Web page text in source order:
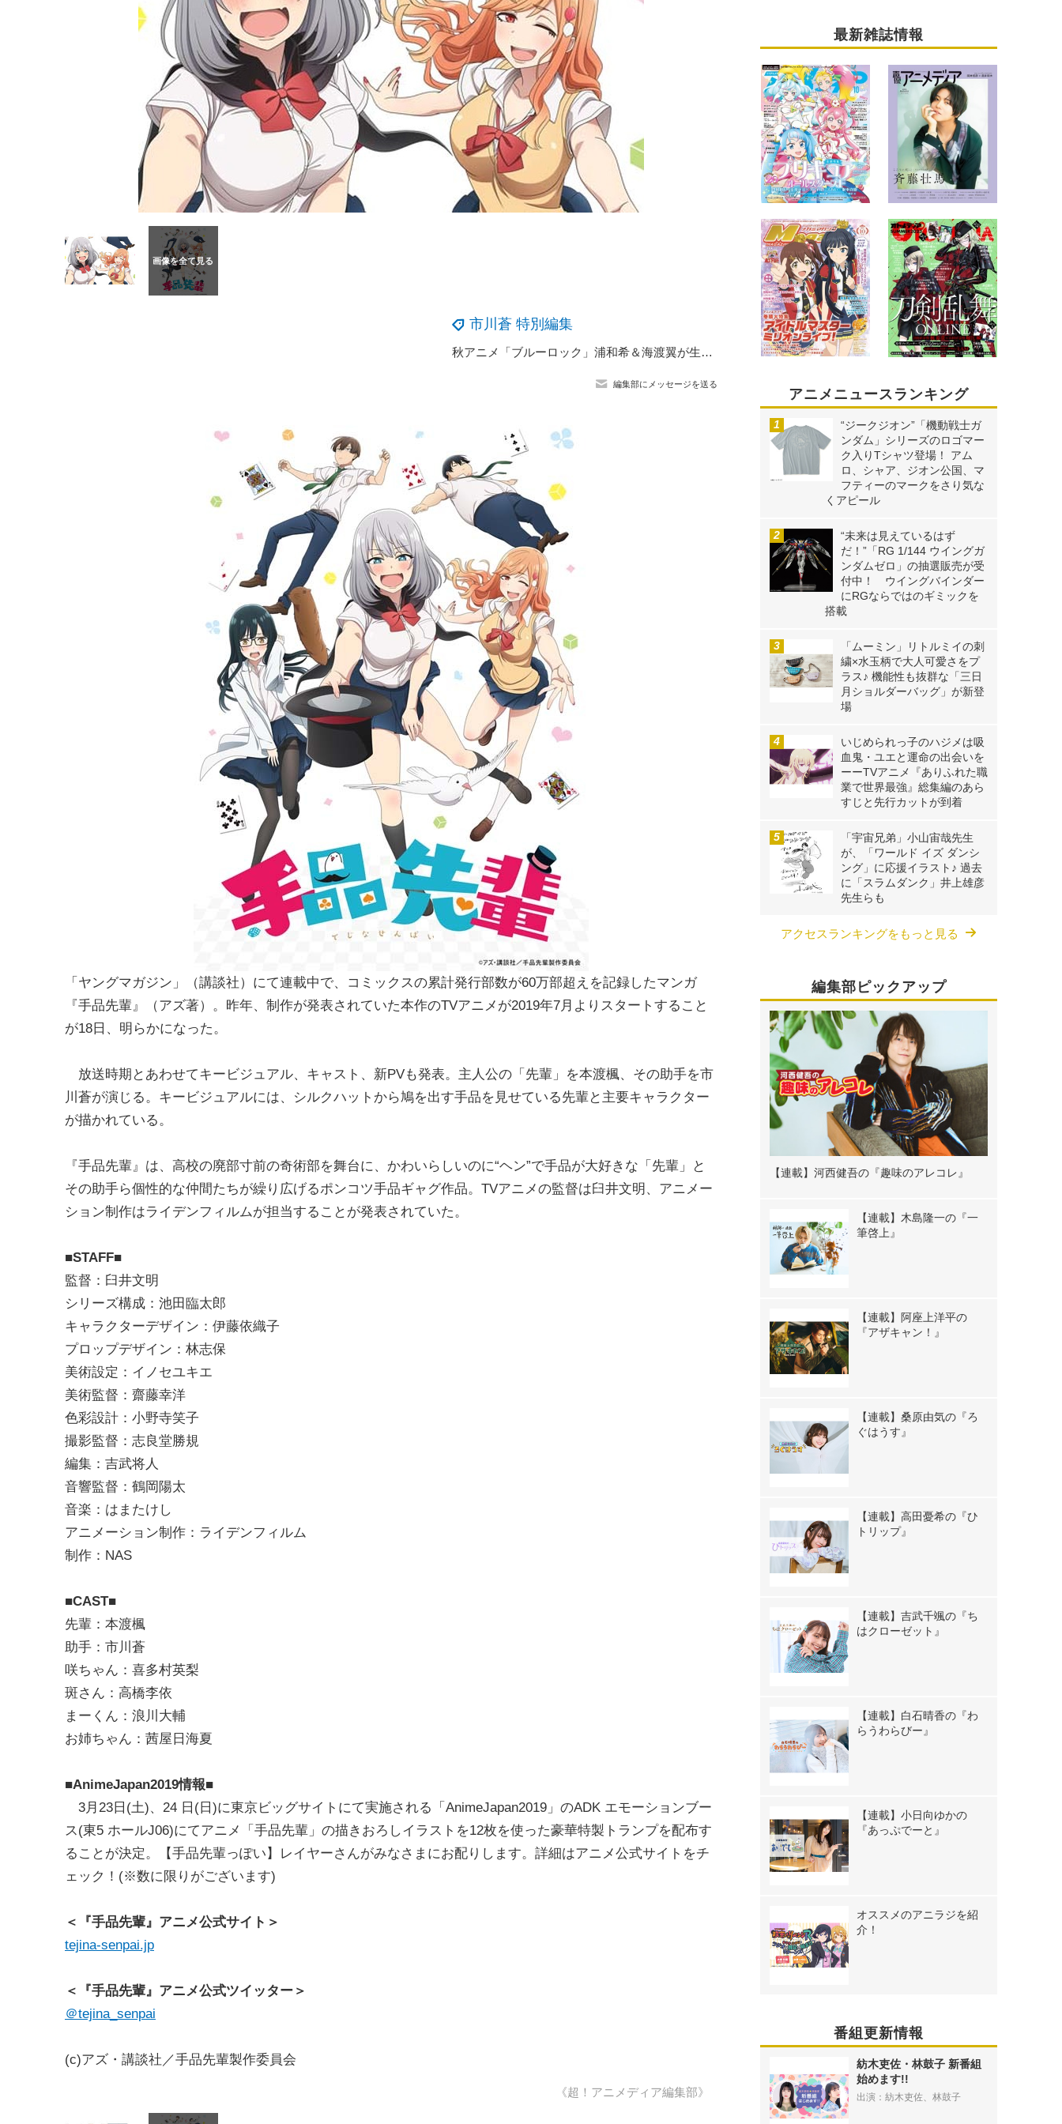
市川蒼 特別編集
秋アニメ「ブルーロック」浦和希＆海渡翼が生出演の月1“ABEMA”特番、10月16日スタート！ 初回ゲストは市川蒼
編集部にメッセージを送る
「ヤングマガジン」（講談社）にて連載中で、コミックスの累計発行部数が60万部超えを記録したマンガ
『手品先輩』（アズ著）。昨年、制作が発表されていた本作のTVアニメが2019年7月よりスタートすること
が18日、明らかになった。
放送時期とあわせてキービジュアル、キャスト、新PVも発表。主人公の「先輩」を本渡楓、その助手を市
川蒼が演じる。キービジュアルには、シルクハットから鳩を出す手品を見せている先輩と主要キャラクター
が描かれている。
『手品先輩』は、高校の廃部寸前の奇術部を舞台に、かわいらしいのに“ヘン”で手品が大好きな「先輩」と
その助手ら個性的な仲間たちが繰り広げるポンコツ手品ギャグ作品。TVアニメの監督は臼井文明、アニメー
ション制作はライデンフィルムが担当することが発表されていた。
■STAFF■
監督：臼井文明
シリーズ構成：池田臨太郎
キャラクターデザイン：伊藤依織子
プロップデザイン：林志保
美術設定：イノセユキエ
美術監督：齋藤幸洋
色彩設計：小野寺笑子
撮影監督：志良堂勝規
編集：吉武将人
音響監督：鶴岡陽太
音楽：はまたけし
アニメーション制作：ライデンフィルム
制作：NAS
■CAST■
先輩：本渡楓
助手：市川蒼
咲ちゃん：喜多村英梨
斑さん：高橋李依
まーくん：浪川大輔
お姉ちゃん：茜屋日海夏
■AnimeJapan2019情報■
3月23日(土)、24 日(日)に東京ビッグサイトにて実施される「AnimeJapan2019」のADK エモーションブー
ス(東5 ホールJ06)にてアニメ「手品先輩」の描きおろしイラストを12枚を使った豪華特製トランプを配布す
ることが決定。【手品先輩っぽい】レイヤーさんがみなさまにお配りします。詳細はアニメ公式サイトをチ
ェック！(※数に限りがございます)
＜『手品先輩』アニメ公式サイト＞
tejina-senpai.jp
＜『手品先輩』アニメ公式ツイッター＞
＠tejina_senpai
(c)アズ・講談社／手品先輩製作委員会
《超！アニメディア編集部》
最新雑誌情報
アニメニュースランキング
“ジークジオン”「機動戦士ガ
ンダム」シリーズのロゴマー
ク入りTシャツ登場！ アム
ロ、シャア、ジオン公国、マ
フティーのマークをさり気な
くアピール
“未来は見えているはず
だ！”「RG 1/144 ウイングガ
ンダムゼロ」の抽選販売が受
付中！ ウイングバインダー
にRGならではのギミックを
搭載
「ムーミン」リトルミイの刺
繍×水玉柄で大人可愛さをプ
ラス♪ 機能性も抜群な「三日
月ショルダーバッグ」が新登
場
いじめられっ子のハジメは吸
血鬼・ユエと運命の出会いを
ーーTVアニメ『ありふれた職
業で世界最強』総集編のあら
すじと先行カットが到着
「宇宙兄弟」小山宙哉先生
が、「ワールド イズ ダンシ
ング」に応援イラスト♪ 過去
に「スラムダンク」井上雄彦
先生らも
アクセスランキングをもっと見る
編集部ピックアップ
【連載】河西健吾の『趣味のアレコレ』
【連載】木島隆一の『一
筆啓上』
【連載】阿座上洋平の
『アザキャン！』
【連載】桑原由気の『ろ
ぐはうす』
【連載】高田憂希の『ひ
トリップ』
【連載】吉武千颯の『ち
はクローゼット』
【連載】白石晴香の『わ
らうわらびー』
【連載】小日向ゆかの
『あっぷでーと』
オススメのアニラジを紹
介！
番組更新情報
紡木吏佐・林鼓子 新番組
始めます!!
出演：紡木吏佐、林鼓子